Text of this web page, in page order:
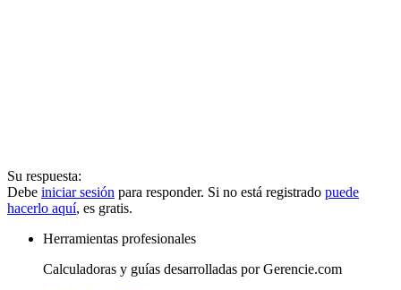
Su respuesta:
Debe iniciar sesión para responder. Si no está registrado puede
hacerlo aquí, es gratis.
Herramientas profesionales
Calculadoras y guías desarrolladas por Gerencie.com